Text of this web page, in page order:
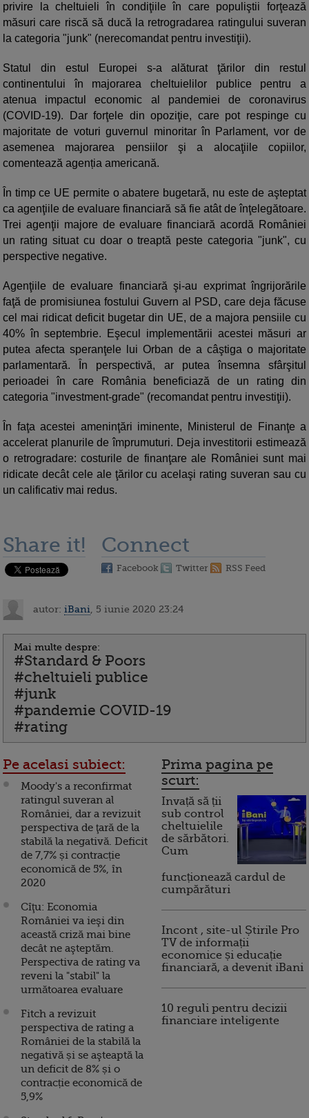
privire la cheltuieli în condiţiile în care populiştii forţează
măsuri care riscă să ducă la retrogradarea ratingului suveran
la categoria "junk" (nerecomandat pentru investiţii).
Statul din estul Europei s-a alăturat ţărilor din restul
continentului în majorarea cheltuielilor publice pentru a
atenua impactul economic al pandemiei de coronavirus
(COVID-19). Dar forţele din opoziţie, care pot respinge cu
majoritate de voturi guvernul minoritar în Parlament, vor de
asemenea majorarea pensiilor şi a alocaţiile copiilor,
comentează agenția americană.
În timp ce UE permite o abatere bugetară, nu este de aşteptat
ca agenţiile de evaluare financiară să fie atât de înţelegătoare.
Trei agenţii majore de evaluare financiară acordă României
un rating situat cu doar o treaptă peste categoria "junk", cu
perspective negative.
Agenţiile de evaluare financiară şi-au exprimat îngrijorările
faţă de promisiunea fostului Guvern al PSD, care deja făcuse
cel mai ridicat deficit bugetar din UE, de a majora pensiile cu
40% în septembrie. Eşecul implementării acestei măsuri ar
putea afecta speranţele lui Orban de a câştiga o majoritate
parlamentară. În perspectivă, ar putea însemna sfârşitul
perioadei în care România beneficiază de un rating din
categoria "investment-grade" (recomandat pentru investiţii).
În faţa acestei ameninţări iminente, Ministerul de Finanţe a
accelerat planurile de împrumuturi. Deja investitorii estimează
o retrogradare: costurile de finanţare ale României sunt mai
ridicate decât cele ale ţărilor cu acelaşi rating suveran sau cu
un calificativ mai redus.
Share it! Connect
Facebook Twitter RSS Feed
autor: iBani , 5 iunie 2020 23:24
Mai multe despre:
#Standard & Poors
#cheltuieli publice
#junk
#pandemie COVID-19
#rating
Pe acelasi subiect:
Moody's a reconfirmat
ratingul suveran al
României, dar a revizuit
perspectiva de ţară de la
stabilă la negativă. Deficit
de 7,7% și contracție
economică de 5%, în
2020
Cîţu: Economia
României va ieşi din
această criză mai bine
decât ne aşteptăm.
Perspectiva de rating va
reveni la "stabil" la
următoarea evaluare
Fitch a revizuit
perspectiva de rating a
României de la stabilă la
negativă și se aşteaptă la
un deficit de 8% și o
contracție economică de
5,9%
Prima pagina pe
scurt:
Invață să ții
sub control
cheltuielile
de sărbători.
Cum
funcționează cardul de
cumpărături
Incont , site-ul Știrile Pro
TV de informații
economice și educație
financiară, a devenit iBani
10 reguli pentru decizii
financiare inteligente